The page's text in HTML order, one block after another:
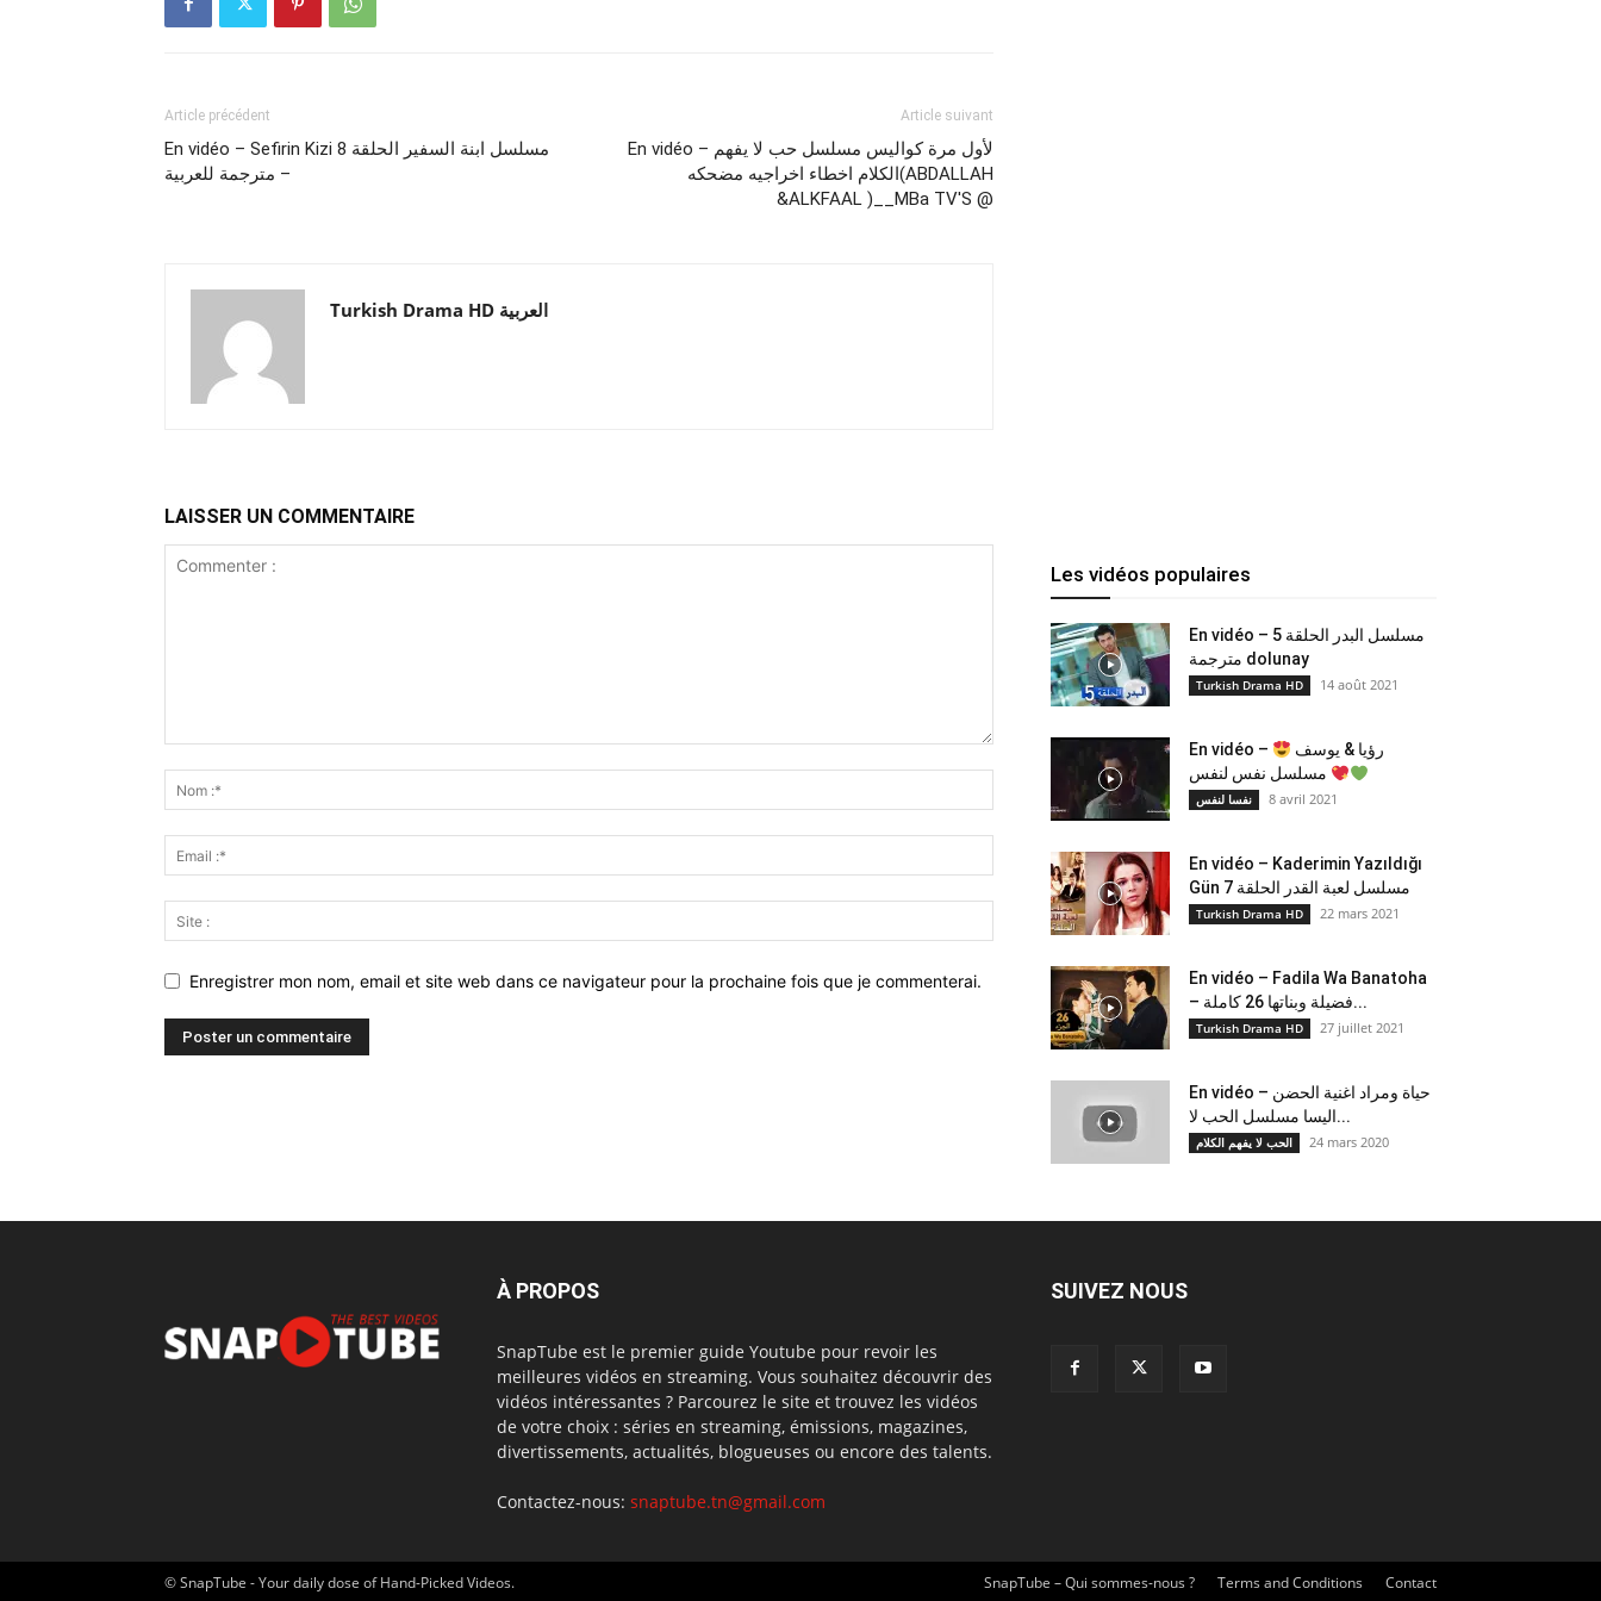
Article précédent
En vidéo – Sefirin Kizi مسلسل ابنة السفير الحلقة 8
– مترجمة للعربية
Article suivant
En vidéo – لأول مرة كواليس مسلسل حب لا يفهم
الكلام اخطاء اخراجيه مضحكه(ABDALLAH
&ALKFAAL )__MBa TV'S @
Turkish Drama HD العربية
LAISSER UN COMMENTAIRE
Enregistrer mon nom, email et site web dans ce navigateur pour la prochaine fois que je commenterai.
Les vidéos populaires
En vidéo – مسلسل البدر الحلقة 5
مترجمة dolunay
Turkish Drama HD 14 août 2021
En vidéo –
نفسا لنفس 8 avril 2021
En vidéo – Kaderimin Yazıldığı
Gün مسلسل لعبة القدر الحلقة 7
Turkish Drama HD 22 mars 2021
En vidéo – Fadila Wa Banatoha
– فضيلة وبناتها 26 كاملة...
Turkish Drama HD 27 juillet 2021
En vidéo – حياة ومراد اغنية الحضن
اليسا مسلسل الحب لا...
الحب لا يفهم الكلام 24 mars 2020
À PROPOS
SnapTube est le premier guide Youtube pour revoir les
meilleures vidéos en streaming. Vous souhaitez découvrir des
vidéos intéressantes ? Parcourez le site et trouvez les vidéos
de votre choix : séries en streaming, émissions, magazines,
divertissements, actualités, blogueuses ou encore des talents.
Contactez-nous: snaptube.tn@gmail.com
SUIVEZ NOUS
SnapTube – Qui sommes-nous ? Terms and Conditions Contact
© SnapTube - Your daily dose of Hand-Picked Videos.